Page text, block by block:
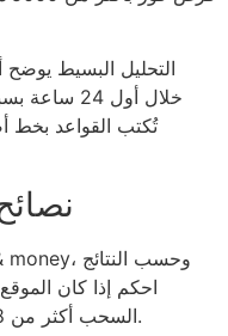
خلال أول
احكم إذا كان
السحب أكثر من 48 ساعة، فأنت في مأزق غير مرغوب.